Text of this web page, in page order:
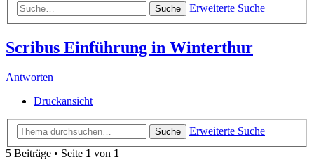
Suche Erweiterte Suche
Scribus Einführung in Winterthur
Antworten
Druckansicht
Suche
Erweiterte Suche
5 Beiträge • Seite 1 von 1